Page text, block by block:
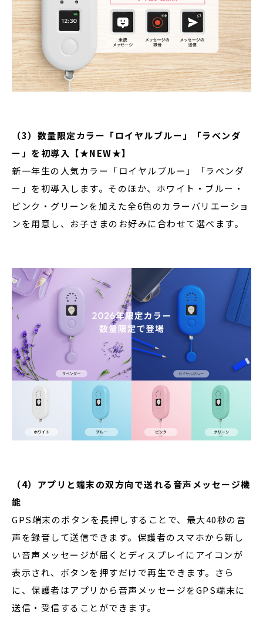
（3）数量限定カラー「ロイヤルブルー」「ラベンダ
ー」を初導入【★NEW★】
新一年生の人気カラー「ロイヤルブルー」「ラベンダ
ー」を初導入します。そのほか、ホワイト・ブルー・
ピンク・グリーンを加えた全6色のカラーバリエーショ
ンを用意し、お子さまのお好みに合わせて選べます。
（4）アプリと端末の双方向で送れる音声メッセージ機
能
GPS端末のボタンを長押しすることで、最大40秒の音
声を録音して送信できます。保護者のスマホから新し
い音声メッセージが届くとディスプレイにアイコンが
表示され、ボタンを押すだけで再生できます。さら
に、保護者はアプリから音声メッセージをGPS端末に
送信・受信することができます。